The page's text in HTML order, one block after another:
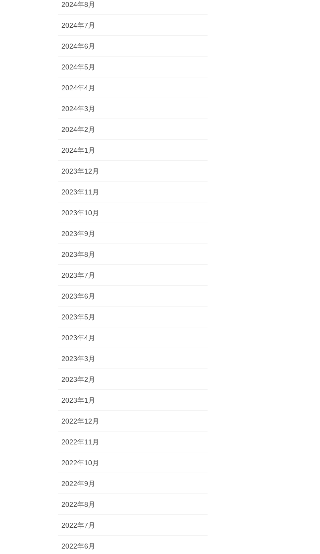
2024年8月
2024年7月
2024年6月
2024年5月
2024年4月
2024年3月
2024年2月
2024年1月
2023年12月
2023年11月
2023年10月
2023年9月
2023年8月
2023年7月
2023年6月
2023年5月
2023年4月
2023年3月
2023年2月
2023年1月
2022年12月
2022年11月
2022年10月
2022年9月
2022年8月
2022年7月
2022年6月